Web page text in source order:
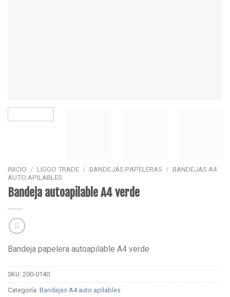
INICIO / LIGGO TRADE / BANDEJAS PAPELERAS / BANDEJAS A4
AUTO APILABLES
Bandeja autoapilable A4 verde
Bandeja papelera autoapilable A4 verde
SKU: 200-0140
Categoría: Bandejas A4 auto apilables